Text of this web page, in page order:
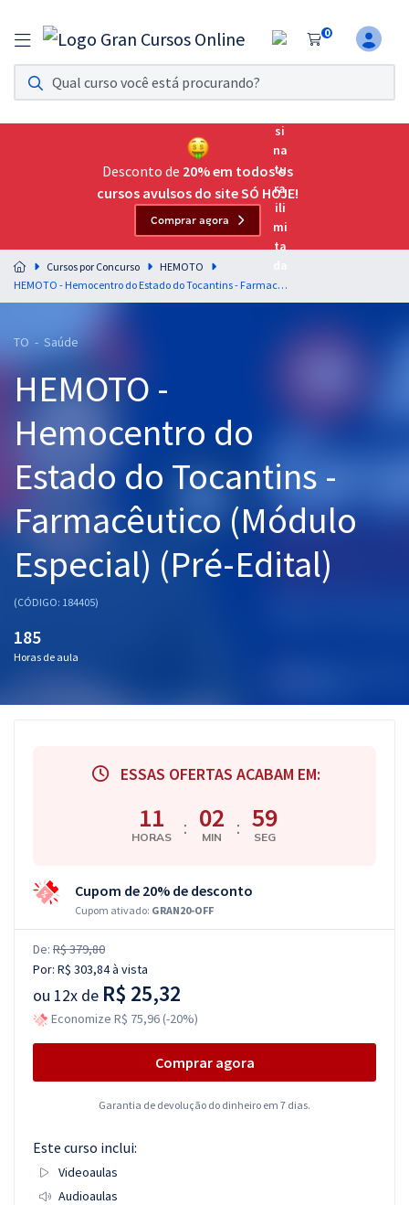
0
Assinatura Ilimitada 11
Acesso a todos os cursos. Teste grátis por 7 dias!
Assinatura OAB Até Passar
Acesso ilimitado a toda preparação para o Exame da
Residências Multiprofissionais
Preparação completa e intensiva para as principais
residências em saúde do Brasil
Cursos 20% OFF
Graduação
OAB
Questões grátis
Conteúdo gratuito
Aprovados
Desconto de 20% em todos os
cursos avulsos do site SÓ HOJE!
Comprar agora
Cursos por Concurso
HEMOTO
HEMOTO - Hemocentro do Estado do Tocantins - Farmacêutico (Módulo Especial) (Pré-Edital)
TO - Saúde
HEMOTO -
Hemocentro do
Estado do Tocantins -
Farmacêutico (Módulo
Especial) (Pré-Edital)
(CÓDIGO: 184405)
185
Horas de aula
ESSAS OFERTAS ACABAM EM:
11
HORAS : 02
MIN : 58
SEG
Cupom de 20% de desconto
Cupom ativado: GRAN20-OFF
De: R$ 379,80
Por: R$ 303,84à vista
ou 12x de R$ 25,32
Economize R$ 75,96 (-20%)
Comprar agora
Garantia de devolução do dinheiro em 7 dias.
Este curso inclui:
Videoaulas
Audioaulas